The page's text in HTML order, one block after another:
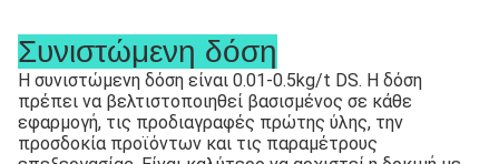
Συνιστώμενη δόση
Η συνιστώμενη δόση είναι 0.01-0.5kg/t DS. Η δόση
πρέπει να βελτιστοποιηθεί βασισμένος σε κάθε
εφαρμογή, τις προδιαγραφές πρώτης ύλης, την
προσδοκία προϊόντων και τις παραμέτρους